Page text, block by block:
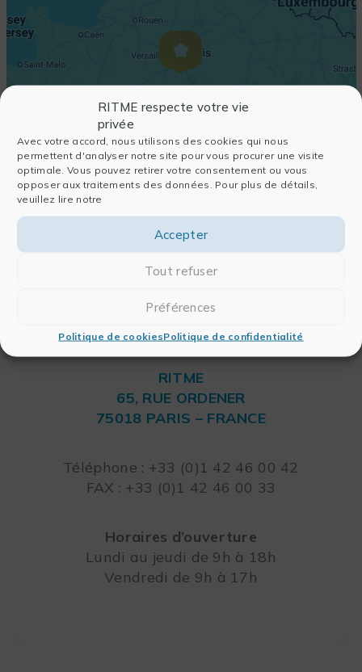
RITME respecte votre vie
privée
Avec votre accord, nous utilisons des cookies qui nous
permettent d'analyser notre site pour vous procurer une visite
optimale. Vous pouvez retirer votre consentement ou vous
opposer aux traitements des données. Pour plus de détails,
veuillez lire notre
Accepter
Tout refuser
Préférences
Politique de cookiesPolitique de confidentialité
RITME
65, RUE ORDENER
75018 PARIS – FRANCE
Téléphone : +33 (0)1 42 46 00 42
FAX : +33 (0)1 42 46 00 33
Horaires d’ouverture
Lundi au jeudi de 9h à 18h
Vendredi de 9h à 17h